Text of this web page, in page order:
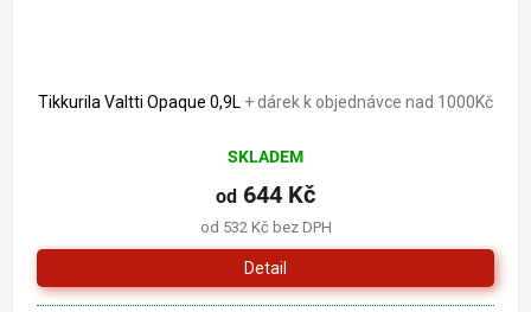
Tikkurila Valtti Opaque 0,9L + dárek k objednávce nad 1000Kč
SKLADEM
od 532 Kč bez DPH
od 644 Kč
Detail